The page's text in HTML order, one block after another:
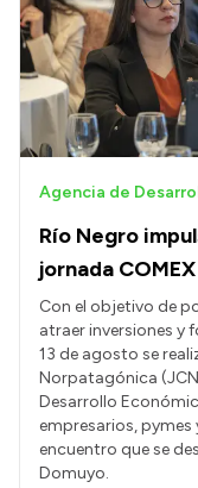
Río Negro
jornada
Agencia de
Con el objetivo de
atraer inversiones y
13 de agosto se
Norpatagónica
Desarrollo
empresarios,
encuentro que se
Domuyo.